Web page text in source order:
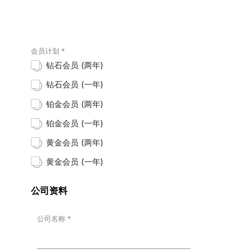
会员计划 *
钻石会员 (两年)
钻石会员 (一年)
铂金会员 (两年)
铂金会员 (一年)
黄金会员 (两年)
黄金会员 (一年)
公司资料
公司名称 *